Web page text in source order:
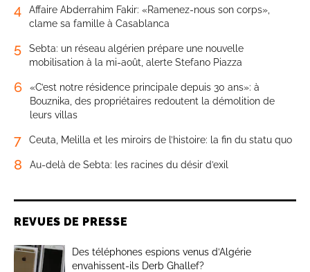
4
Affaire Abderrahim Fakir: «Ramenez-nous son corps»,
clame sa famille à Casablanca
5
Sebta: un réseau algérien prépare une nouvelle
mobilisation à la mi-août, alerte Stefano Piazza
6
«C’est notre résidence principale depuis 30 ans»: à
Bouznika, des propriétaires redoutent la démolition de
leurs villas
7 Ceuta, Melilla et les miroirs de l’histoire: la fin du statu quo
8 Au-delà de Sebta: les racines du désir d’exil
REVUES DE PRESSE
Des téléphones espions venus d’Algérie
envahissent-ils Derb Ghallef?